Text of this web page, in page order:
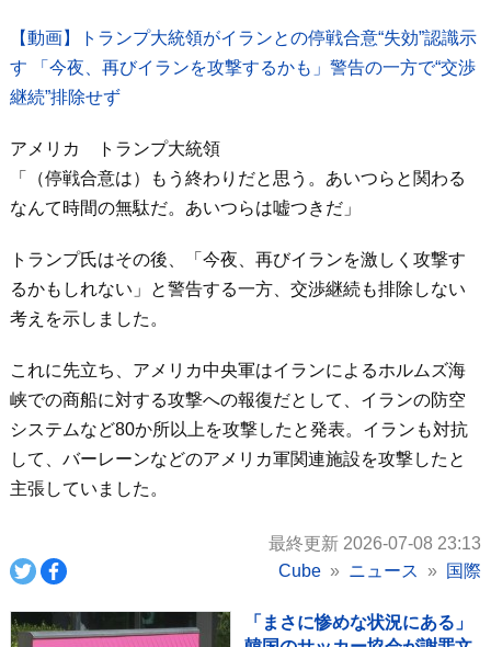
【動画】トランプ大統領がイランとの停戦合意“失効”認識示
す 「今夜、再びイランを攻撃するかも」警告の一方で“交渉
継続”排除せず
アメリカ トランプ大統領
「（停戦合意は）もう終わりだと思う。あいつらと関わる
なんて時間の無駄だ。あいつらは嘘つきだ」
トランプ氏はその後、「今夜、再びイランを激しく攻撃す
るかもしれない」と警告する一方、交渉継続も排除しない
考えを示しました。
これに先立ち、アメリカ中央軍はイランによるホルムズ海
峡での商船に対する攻撃への報復だとして、イランの防空
システムなど80か所以上を攻撃したと発表。イランも対抗
して、バーレーンなどのアメリカ軍関連施設を攻撃したと
主張していました。
最終更新 2026-07-08 23:13
Cube
ニュース 国際
「まさに惨めな状況にある」